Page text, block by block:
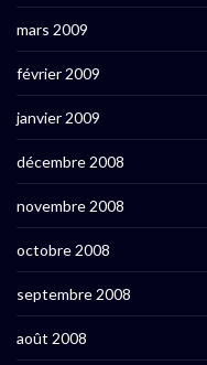
mars 2009
février 2009
janvier 2009
décembre 2008
novembre 2008
octobre 2008
septembre 2008
août 2008